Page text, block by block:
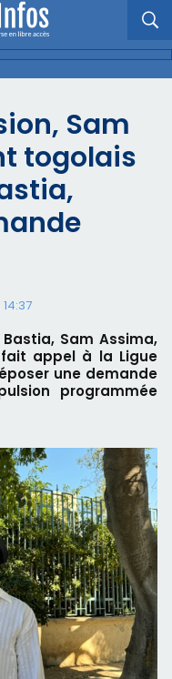
Sam
togolais
Sam Assima,
appel à la Ligue
une demande
programmée